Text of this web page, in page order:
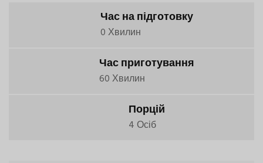
Час на підготовку
0 Хвилин
Час приготування
60 Хвилин
Порцій
4 Осіб